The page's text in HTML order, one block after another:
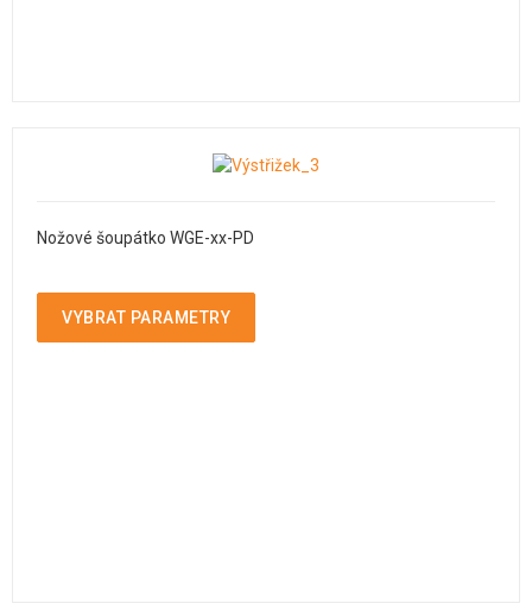
Nožové šoupátko WGE-xx-PD
VYBRAT PARAMETRY